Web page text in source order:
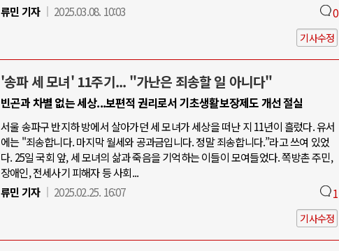
류민 기자
2025.03.08. 10:03 0
기사수정
'송파 세 모녀' 11주기... "가난은 죄송할 일 아니다"
빈곤과 차별 없는 세상...보편적 권리로서 기초생활보장제도 개선 절실
서울 송파구 반지하 방에서 살아가던 세 모녀가 세상을 떠난 지 11년이 흘렀다. 유서
에는 "죄송합니다. 마지막 월세와 공과금입니다. 정말 죄송합니다.”라고 쓰여 있었
다. 25일 국회 앞, 세 모녀의 삶과 죽음을 기억하는 이들이 모여들었다. 쪽방촌 주민,
장애인, 전세사기 피해자 등 사회...
류민 기자
2025.02.25. 16:07 1
기사수정